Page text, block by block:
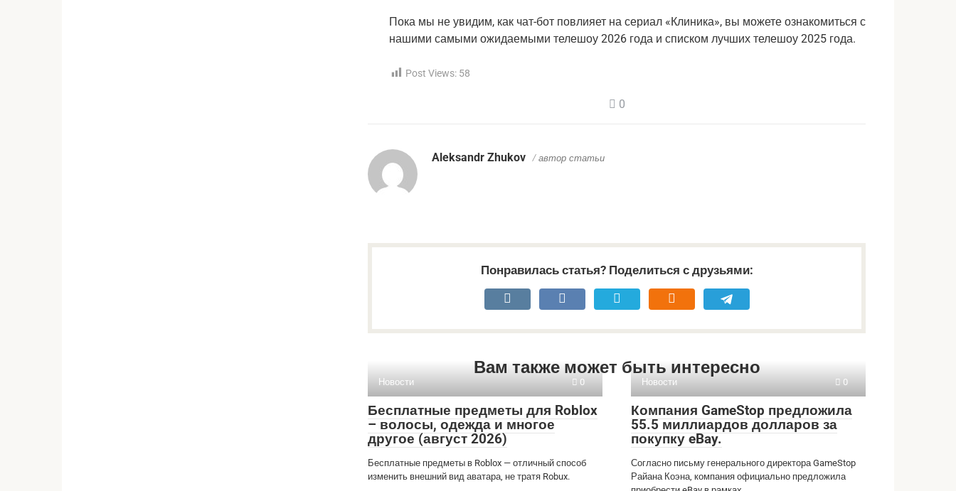
Пока мы не увидим, как чат-бот повлияет на сериал «Клиника», вы можете ознакомиться с
нашими самыми ожидаемыми телешоу 2026 года и списком лучших телешоу 2025 года.
Post Views: 58
0
Aleksandr Zhukov / автор статьи
Понравилась статья? Поделиться с друзьями:
Вам также может быть интересно
Новости 0
Бесплатные предметы для Roblox
– волосы, одежда и многое
другое (август 2026)
Бесплатные предметы в Roblox — отличный способ
изменить внешний вид аватара, не тратя Robux.
Новости 0
Компания GameStop предложила
55.5 миллиардов долларов за
покупку eBay.
Согласно письму генерального директора GameStop
Райана Коэна, компания официально предложила